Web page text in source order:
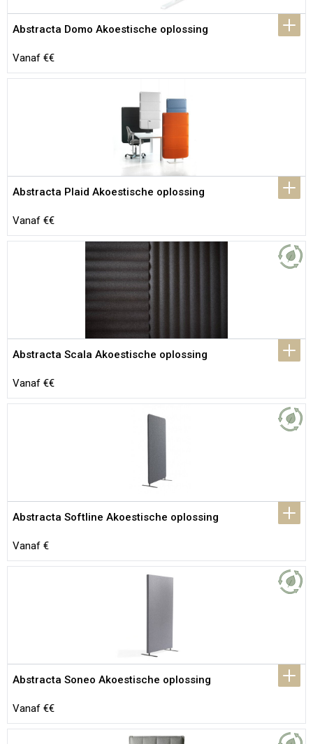
Abstracta Domo Akoestische oplossing
Vanaf €€
Abstracta Plaid Akoestische oplossing
Vanaf €€
Abstracta Scala Akoestische oplossing
Vanaf €€
Abstracta Softline Akoestische oplossing
Vanaf €
Abstracta Soneo Akoestische oplossing
Vanaf €€